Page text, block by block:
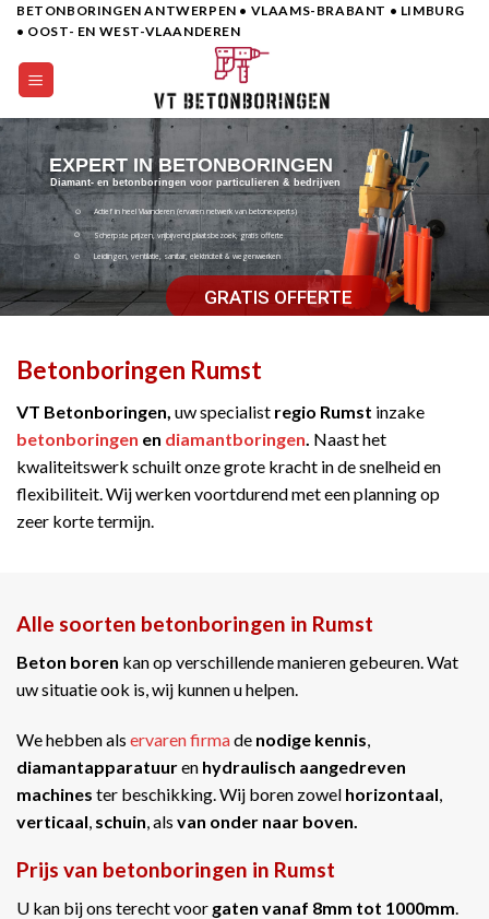
Skip
content
BETONBORINGEN ANTWERPEN • VLAAMS-BRABANT • LIMBURG
• OOST- EN WEST-VLAANDEREN
EXPERT IN BETONBORINGEN
Diamant- en betonboringen voor particulieren & bedrijven
Actief in heel Vlaanderen (ervaren netwerk van betonexperts)
Scherpste prijzen, vrijbijvend plaatsbezoek, gratis offerte
Leidingen, ventilatie, sanitair, elektriciteit & wegenwerken
GRATIS OFFERTE
Betonboringen Rumst
VT Betonboringen, uw specialist regio Rumst inzake
betonboringen en diamantboringen. Naast het
kwaliteitswerk schuilt onze grote kracht in de snelheid en
flexibiliteit. Wij werken voortdurend met een planning op
zeer korte termijn.
Alle soorten betonboringen in Rumst
Beton boren kan op verschillende manieren gebeuren. Wat
uw situatie ook is, wij kunnen u helpen.
We hebben als ervaren firmade nodige kennis
diamantapparatuuren hydraulisch aangedreven
machines ter beschikking. Wij boren zowel horizontaal
verticaal schuin , als van onder naar boven.
Prijs van betonboringen in Rumst
U kan bij ons terecht voor gaten vanaf 8mm tot 1000mm.